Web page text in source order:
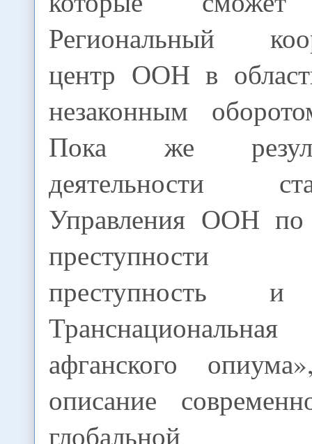
Региональный
центр ООН в
незаконным
Пока же
деятельности
Управления ООН по
преступности
преступность и
афганского
описание
глобальной